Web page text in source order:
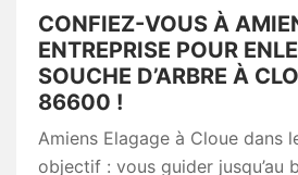
CONFIEZ-VOUS À
ENTREPRISE POUR
SOUCHE D’ARBRE À
86600 !
Amiens Elagage à Cloue dans
objectif : vous guider jusqu’au